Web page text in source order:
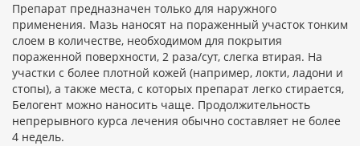
Препарат предназначен только для наружного
применения. Мазь наносят на пораженный участок тонким
слоем в количестве, необходимом для покрытия
пораженной поверхности, 2 раза/сут, слегка втирая. На
участки с более плотной кожей (например, локти, ладони и
стопы), а также места, с которых препарат легко стирается,
Белогент можно наносить чаще. Продолжительность
непрерывного курса лечения обычно составляет не более
4 недель.